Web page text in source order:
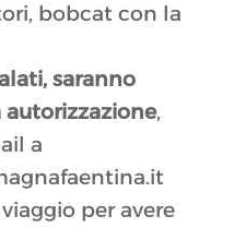
bobcat con la
saranno
,
a
per avere